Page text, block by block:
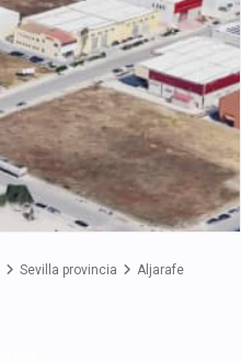
Sevilla provincia
Aljarafe